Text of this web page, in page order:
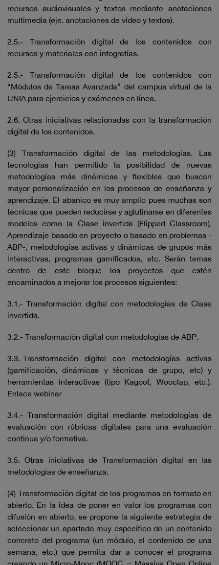
recursos audiovisuales y textos mediante anotaciones
multimedia (eje. anotaciones de vídeo y textos).
2.5.- Transformación digital de los contenidos con
recursos y materiales con infografías.
2.5.- Transformación digital de los contenidos con
“Módulos de Tareas Avanzada” del campus virtual de la
UNIA para ejercicios y exámenes en línea.
2.6. Otras iniciativas relacionadas con la transformación
digital de los contenidos.
(3) Transformación digital de las metodologías. Las
tecnologías han permitido la posibilidad de nuevas
metodologías más dinámicas y flexibles que buscan
mayor personalización en los procesos de enseñanza y
aprendizaje. El abanico es muy amplio pues muchas son
técnicas que pueden reducirse y aglutinarse en diferentes
modelos como la Clase invertida (Flipped Classroom),
Aprendizaje basado en proyecto o basado en problemas -
ABP-, metodologías activas y dinámicas de grupos más
interactivas, programas gamificados, etc. Serán temas
dentro de este bloque los proyectos que estén
encaminados a mejorar los procesos siguientes:
3.1.- Transformación digital con metodologías de Clase
invertida.
3.2.- Transformación digital con metodologías de ABP.
3.3.-Transformación digital con metodologías activas
(gamificación, dinámicas y técnicas de grupo, etc) y
herramientas interactivas (tipo Kagoot, Wooclap, etc.).
Enlace webinar
3.4.- Transformación digital mediante metodologías de
evaluación con rúbricas digitales para una evaluación
continua y/o formativa.
3.5. Otras iniciativas de Transformación digital en las
metodologías de enseñanza.
(4) Transformación digital de los programas en formato en
abierto. En la idea de poner en valor los programas con
difusión en abierto, se propone la siguiente estrategia de
seleccionar un apartado muy específico de un contenido
concreto del programa (un módulo, el contenido de una
semana, etc.) que permita dar a conocer el programa